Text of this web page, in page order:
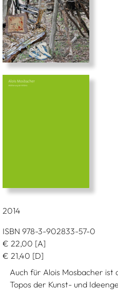
2014
ISBN 978-3-902833-57-0
€ 22,00 [A]
€ 21,40 [D]
Auch für Alois Mosbacher ist
Topos der Kunst- und